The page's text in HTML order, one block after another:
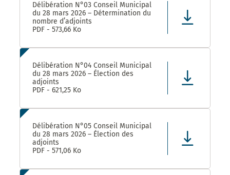
Délibération N°03 Conseil Municipal
du 28 mars 2026 – Détermination du
nombre d’adjoints
PDF - 573,66 Ko
Délibération N°04 Conseil Municipal
du 28 mars 2026 – Élection des
adjoints
PDF - 621,25 Ko
Délibération N°05 Conseil Municipal
du 28 mars 2026 – Élection des
adjoints
PDF - 571,06 Ko